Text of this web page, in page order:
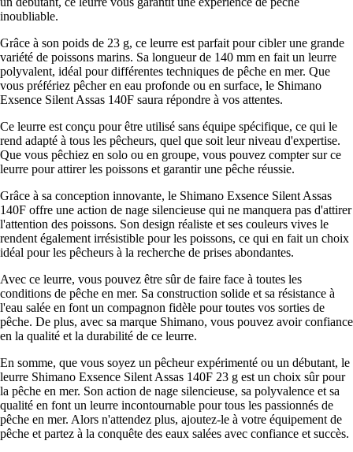
inoubliable.
Grâce à son poids de 23 g, ce leurre est parfait pour cibler une grande
variété de poissons marins. Sa longueur de 140 mm en fait un leurre
polyvalent, idéal pour différentes techniques de pêche en mer. Que
vous préfériez pêcher en eau profonde ou en surface, le Shimano
Exsence Silent Assas 140F saura répondre à vos attentes.
Ce leurre est conçu pour être utilisé sans équipe spécifique, ce qui le
rend adapté à tous les pêcheurs, quel que soit leur niveau d'expertise.
Que vous pêchiez en solo ou en groupe, vous pouvez compter sur ce
leurre pour attirer les poissons et garantir une pêche réussie.
Grâce à sa conception innovante, le Shimano Exsence Silent Assas
140F offre une action de nage silencieuse qui ne manquera pas d'attirer
l'attention des poissons. Son design réaliste et ses couleurs vives le
rendent également irrésistible pour les poissons, ce qui en fait un choix
idéal pour les pêcheurs à la recherche de prises abondantes.
Avec ce leurre, vous pouvez être sûr de faire face à toutes les
conditions de pêche en mer. Sa construction solide et sa résistance à
l'eau salée en font un compagnon fidèle pour toutes vos sorties de
pêche. De plus, avec sa marque Shimano, vous pouvez avoir confiance
en la qualité et la durabilité de ce leurre.
En somme, que vous soyez un pêcheur expérimenté ou un débutant, le
leurre Shimano Exsence Silent Assas 140F 23 g est un choix sûr pour
la pêche en mer. Son action de nage silencieuse, sa polyvalence et sa
qualité en font un leurre incontournable pour tous les passionnés de
pêche en mer. Alors n'attendez plus, ajoutez-le à votre équipement de
pêche et partez à la conquête des eaux salées avec confiance et succès.